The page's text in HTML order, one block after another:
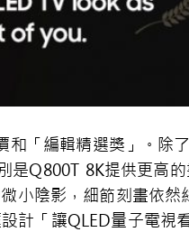
和「編輯精選獎」。除
是Q800T 8K提供更高
小陰影，細節刻畫依然
計「讓QLED量子電視